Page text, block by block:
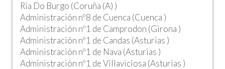
Ria Do Burgo (Coruña (A) )
Administración nº8 de Cuenca (Cuenca )
Administración nº1 de Camprodon (Girona )
Administración nº1 de Candas (Asturias )
Administración nº1 de Nava (Asturias )
Administración nº1 de Villaviciosa (Asturias )